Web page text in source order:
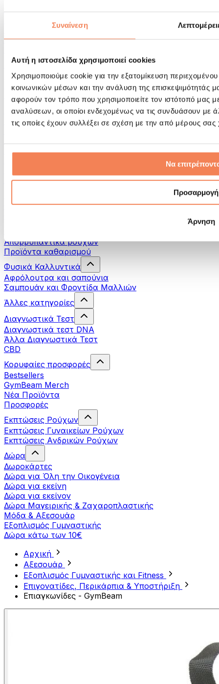
Συναίνεση
Αυτή η ιστοσελίδα χρησιμοποιεί cookies
Χρησιμοποιούμε cookie για την εξατομίκευση
κοινωνικών μέσων και την ανάλυση της επισκεψιμότητάς
αφορούν τον τρόπο που χρησιμοποιείτε τον ιστότοπό μας
αναλύσεων, οι οποίοι ενδεχομένως να τις συνδυάσουν με
τις οποίες έχουν συλλέξει σε σχέση με την από μέρους
Να
Προσαρμογή
Άρνηση
Βοηθήματα- αποκατάστασης
Πιστόλια μασάζ
Εργαλεία μασάζ
Κύλινδροι Αφρού & Εξοπλισμός Μασάζ
Τσάντες & σακίδια πλάτης
Τσάντες τροφίμων & αξεσουάρ
Σάκοι Γυμναστικής
Σακίδια πλάτης
Αξεσουάρ με βάση τη δραστηριότητα
Tρέξιμο
Γιόγκα & Πιλάτες
Πεζοπορία
Θεραπεία με Κόκκινο Φως
Απορρυπαντικά ρούχων
Προϊόντα καθαρισμού
Φυσικά Καλλυντικά
Αφρόλουτρα και σαπούνια
Σαμπουάν και Φροντίδα Μαλλιών
Άλλες κατηγορίες
Διαγνωστικά Τεστ
Διαγνωστικά τεστ DNA
Άλλα Διαγνωστικά Τεστ
CBD
Κορυφαίες προσφορές
Bestsellers
GymBeam Merch
Νέα Προϊόντα
Προσφορές
Εκπτώσεις Ρούχων
Εκπτώσεις Γυναικείων Ρούχων
Εκπτώσεις Aνδρικών Ρούχων
Δώρα
Δωροκάρτες
Δώρα για Όλη την Οικογένεια
Δώρα για εκείνη
Δώρα για εκείνον
Δώρα Μαγειρικής & Ζαχαροπλαστικής
Μόδα & Αξεσουάρ
Εξοπλισμός Γυμναστικής
Δώρα κάτω των 10€
Αρχική
Αξεσουάρ
Εξοπλισμός Γυμναστικής και Fitness
Επιγονατίδες, Περικάρπια & Υποστήριξη
Επιαγκωνίδες - GymBeam